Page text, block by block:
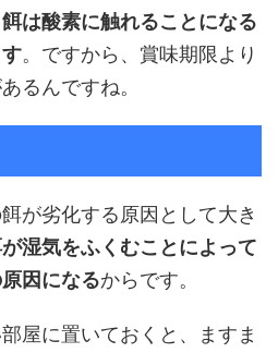
は酸素に触れることになる
。ですから、賞味期限より
るんですね。
が劣化する原因として大き
湿気をふくむことによって
因になるからです。
屋に置いておくと、ますま